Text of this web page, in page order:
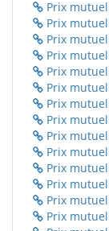
Prix
Prix
Prix
Prix
Prix
Prix
Prix
Prix
Prix
Prix
Prix
Prix
Prix
Prix